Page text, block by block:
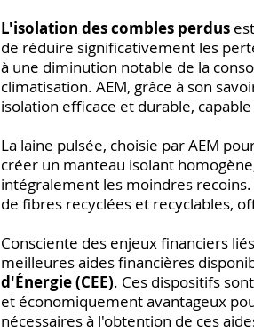
L'isolation des combles perdus
de réduire significativement les
à une diminution notable de la
climatisation. AEM, grâce à son
isolation efficace et durable,
La laine pulsée, choisie par AEM
créer un manteau isolant
intégralement les moindres
de fibres recyclées et recyclables,
Consciente des enjeux financiers
meilleures aides financières
d'Énergie (CEE). Ces dispositifs
et économiquement avantageux
nécessaires à l'obtention de ces